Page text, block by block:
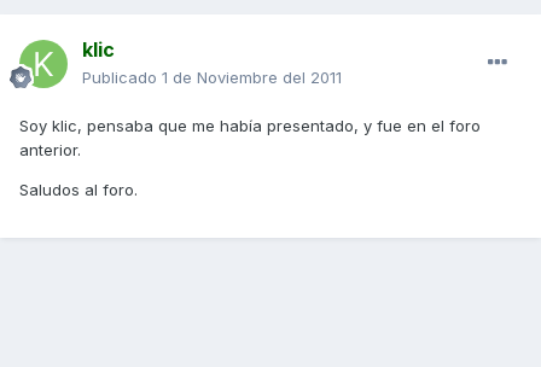
klic
Publicado 1 de Noviembre del 2011
Soy klic, pensaba que me había presentado, y fue en el foro
anterior.
Saludos al foro.